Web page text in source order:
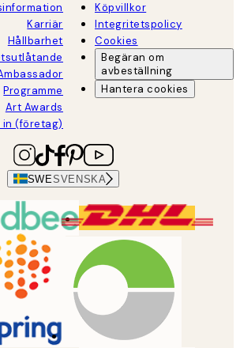
Karriär
Hållbarhet
Programme
Art Awards
in (företag)
Köpvillkor
Integritetspolicy
Cookies
Begäran om
avbeställning
Hantera cookies
SWESVENSKA